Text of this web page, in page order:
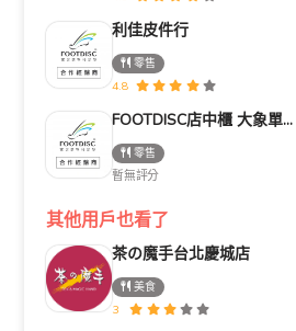
利佳皮件行
零售
4.8
FOOTDISC店中櫃 大象單車
零售
暫無評分
其他用戶也看了
茶の魔手台北慶城店
美食
3